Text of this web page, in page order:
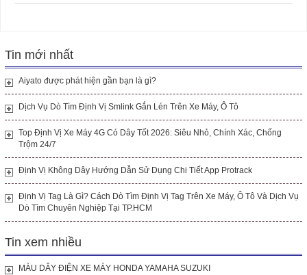
Tin mới nhất
Aiyato được phát hiện gần bạn là gì?
Dịch Vụ Dò Tìm Định Vị Smlink Gắn Lén Trên Xe Máy, Ô Tô
Top Định Vị Xe Máy 4G Có Dây Tốt 2026: Siêu Nhỏ, Chính Xác, Chống
Trộm 24/7
Định Vị Không Dây Hướng Dẫn Sử Dụng Chi Tiết App Protrack
Định Vị Tag Là Gì? Cách Dò Tìm Định Vị Tag Trên Xe Máy, Ô Tô Và Dịch Vụ
Dò Tìm Chuyên Nghiệp Tại TP.HCM
Tin xem nhiều
MÀU DÂY ĐIỆN XE MÁY HONDA YAMAHA SUZUKI